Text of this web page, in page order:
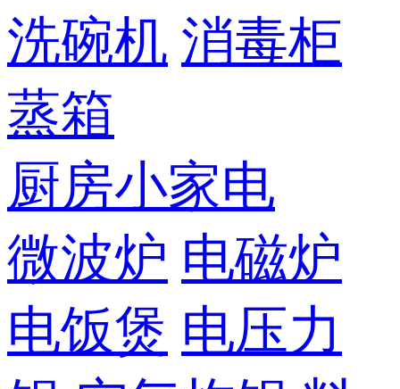
洗碗机 消毒柜
蒸箱
厨房小家电
微波炉 电磁炉
电饭煲 电压力